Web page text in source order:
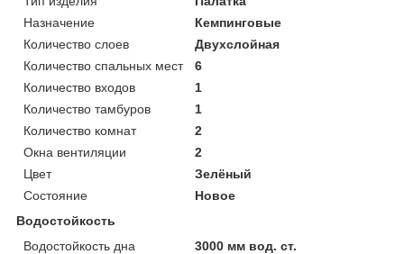
Назначение
Кемпинговые
Количество слоев
Двухслойная
Количество спальных мест
6
Количество входов
1
Количество тамбуров
1
Количество комнат
2
Окна вентиляции
2
Цвет
Зелёный
Состояние
Новое
Водостойкость
Водостойкость дна
3000 мм вод. ст.